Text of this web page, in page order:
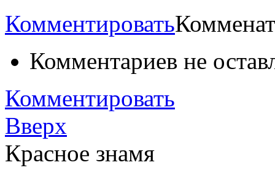
Комментировать
Комментариев не
Комментировать
Вверх
Красное знамя